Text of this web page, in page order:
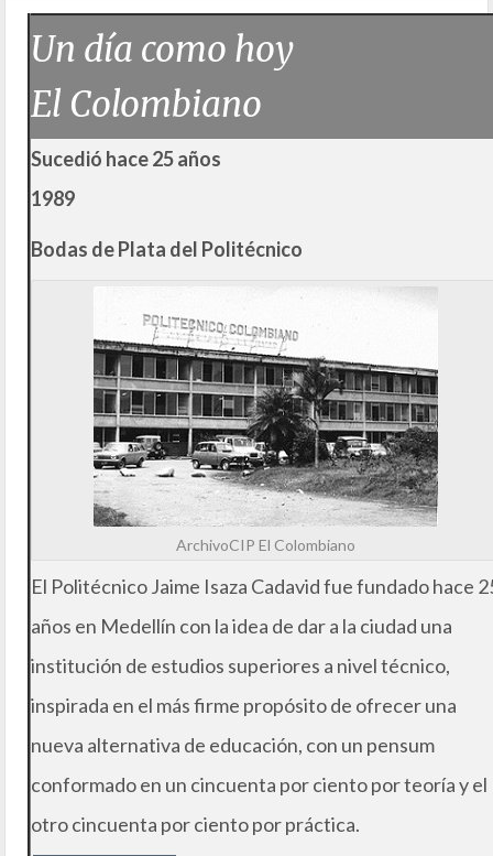
Un día como hoy
El Colombiano
Sucedió hace 25 años
1989
Bodas de Plata del Politécnico
ArchivoCIP El Colombiano
El Politécnico Jaime Isaza Cadavid fue fundado hace
años en Medellín con la idea de dar a la ciudad una
institución de estudios superiores a nivel técnico,
inspirada en el más firme propósito de ofrecer una
nueva alternativa de educación, con un pensum
conformado en un cincuenta por ciento por teoría y el
otro cincuenta por ciento por práctica.